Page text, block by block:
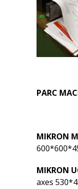
PARC
MIKRON
MIKRON
axes